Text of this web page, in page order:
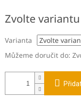
cena:
Zvolte variantu
Varianta
Můžeme doručit do: